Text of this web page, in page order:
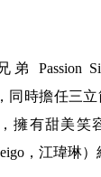
Passion
同時擔任三
擁有甜美笑
，江瑋琳）